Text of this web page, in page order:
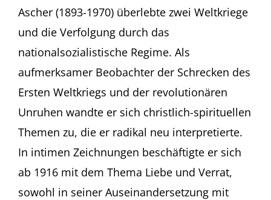
Berlin
eine
Spurensuche
und
Führung
Rachel
Stern,
York
Augustinermuseum,
Haus
der
Ascher (1893-1970) überlebte zwei Weltkriege
und die Verfolgung durch das
nationalsozialistische Regime. Als
aufmerksamer Beobachter der Schrecken des
Ersten Weltkriegs und der revolutionären
Unruhen wandte er sich christlich-spirituellen
Themen zu, die er radikal neu interpretierte.
In intimen Zeichnungen beschäftigte er sich
ab 1916 mit dem Thema Liebe und Verrat,
sowohl in seiner Auseinandersetzung mit